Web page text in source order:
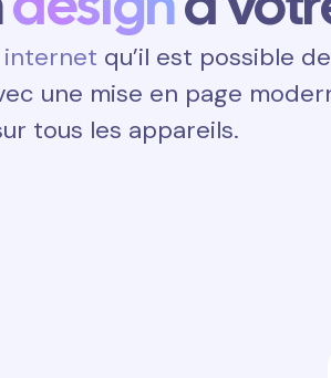
internet qu’il est possible
une mise en page
tous les appareils.